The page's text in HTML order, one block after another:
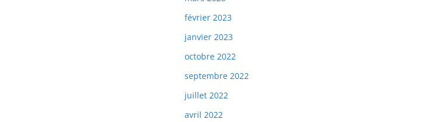
février 2023
janvier 2023
octobre 2022
septembre 2022
juillet 2022
avril 2022